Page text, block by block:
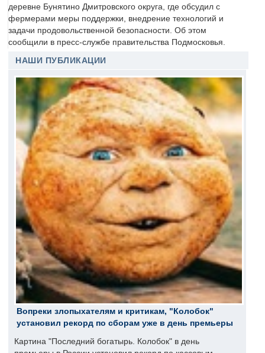
деревне Бунятино Дмитровского округа, где обсудил с
фермерами меры поддержки, внедрение технологий и
задачи продовольственной безопасности. Об этом
сообщили в пресс-службе правительства Подмосковья.
НАШИ ПУБЛИКАЦИИ
Вопреки злопыхателям и критикам, "Колобок"
установил рекорд по сборам уже в день премьеры
Картина "Последний богатырь. Колобок" в день